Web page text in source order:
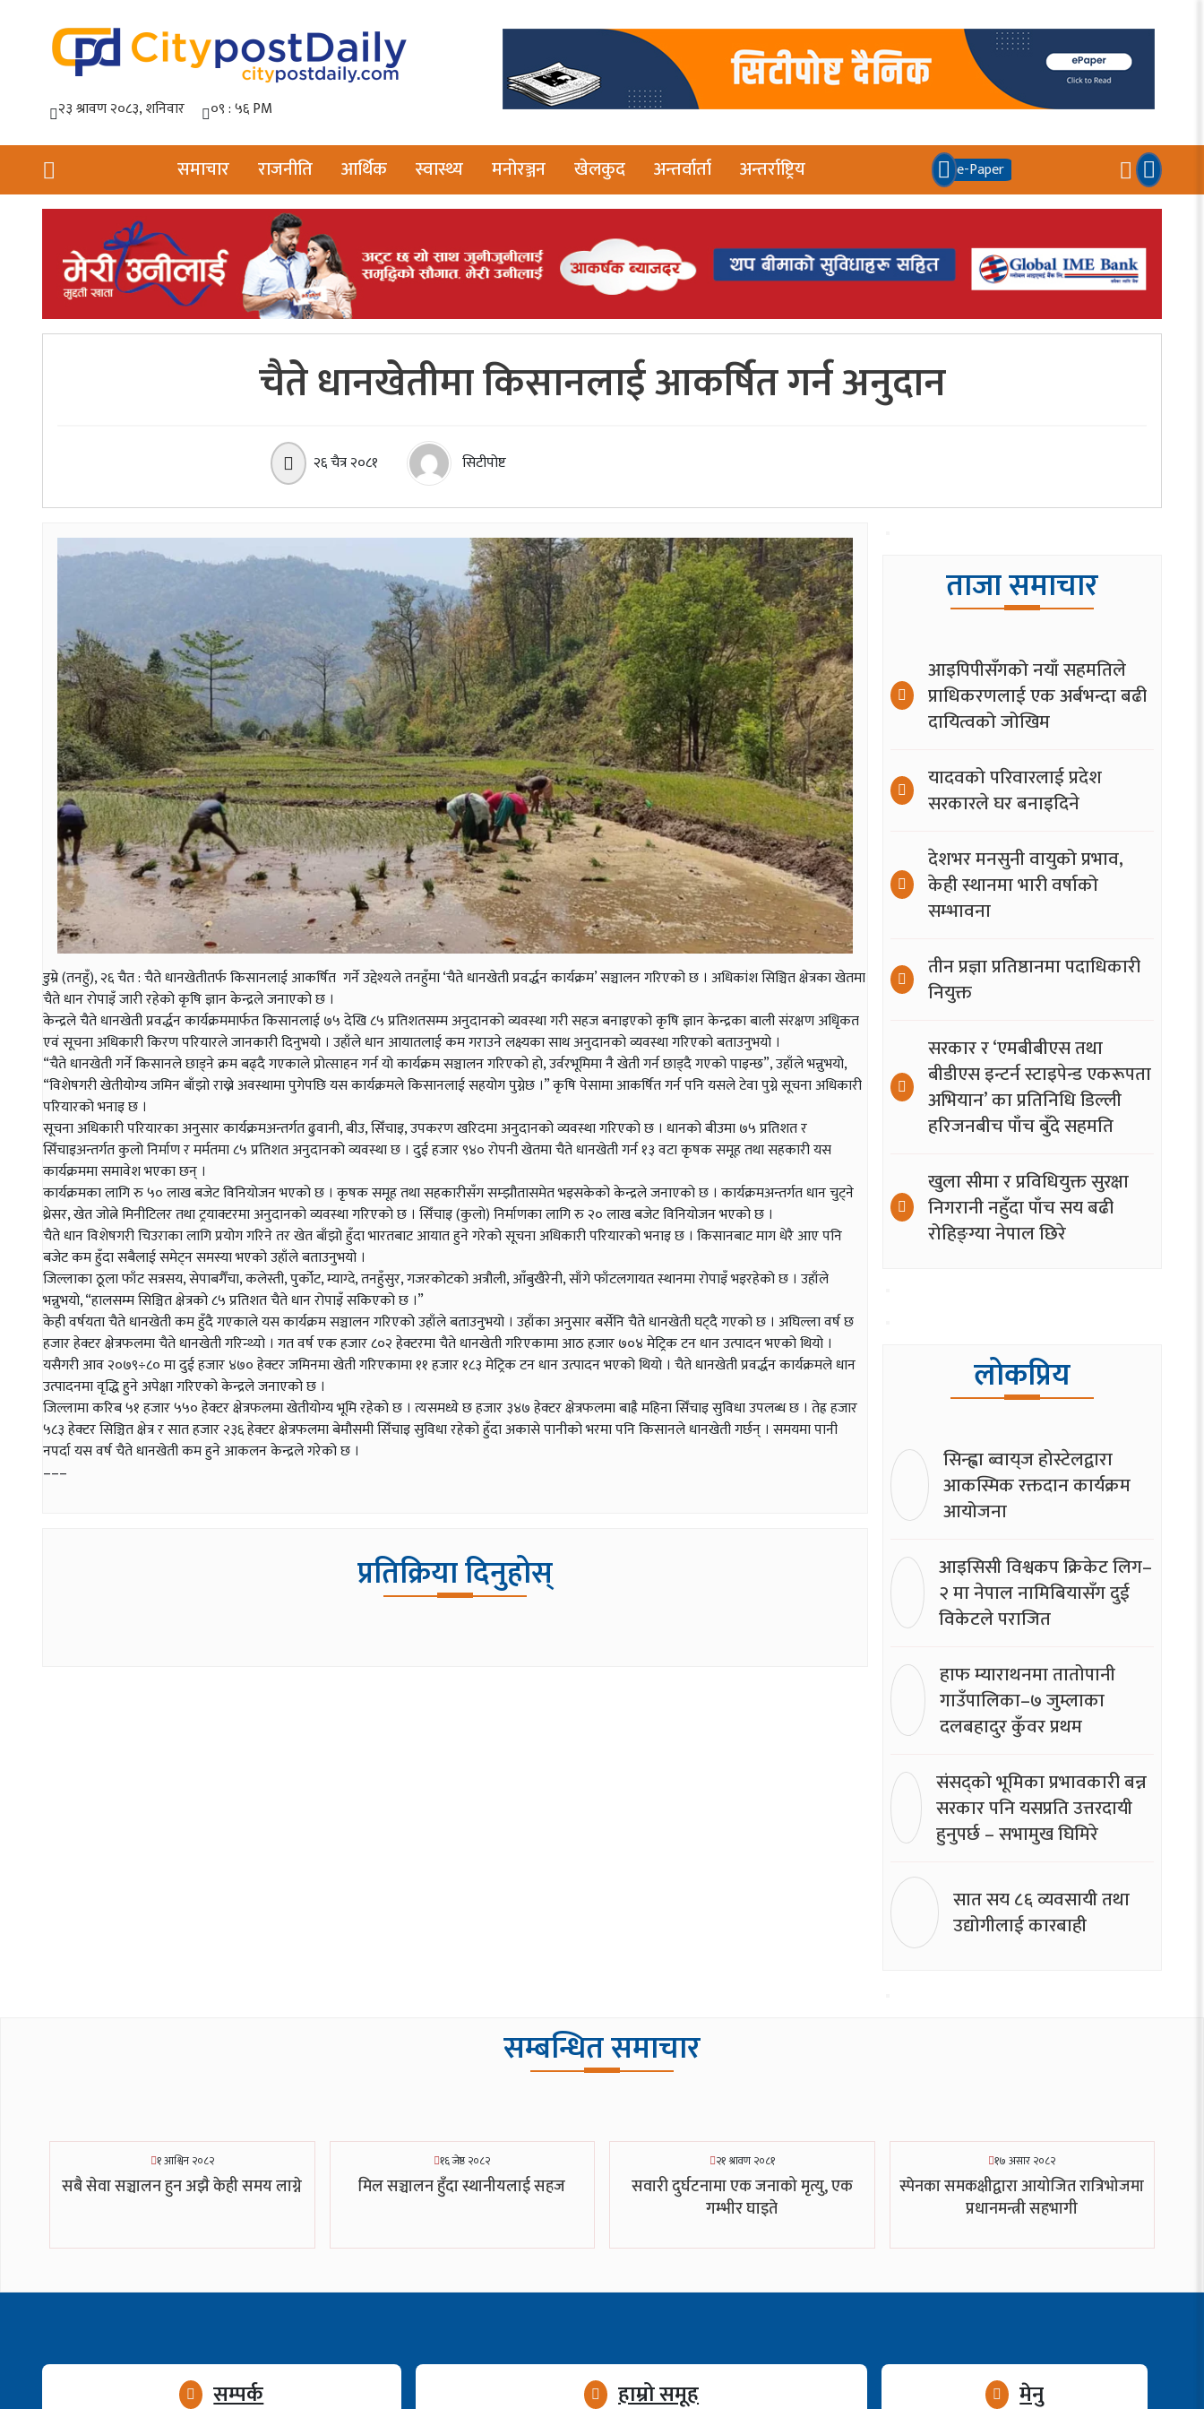
समाचार राजनीति आर्थिक स्वास्थ्य मनोरञ्जन खेलकुद अन्तर्वार्ता अन्तर्राष्ट्रिय e-Paper
चैते धानखेतीमा किसानलाई आकर्षित गर्न अनुदान
२६ चैत्र २०८१ सिटीपोष्ट
डुम्रे (तनहुँ), २६ चैत : चैते धानखेतीतर्फ किसानलाई आकर्षित गर्ने उद्देश्यले तनहुँमा ‘चैते धानखेती प्रवर्द्धन कार्यक्रम’ सञ्चालन गरिएको छ । अधिकांश सिञ्चित क्षेत्रका खेतमा
चैते धान रोपाइँ जारी रहेको कृषि ज्ञान केन्द्रले जनाएको छ ।
केन्द्रले चैते धानखेती प्रवर्द्धन कार्यक्रममार्फत किसानलाई ७५ देखि ८५ प्रतिशतसम्म अनुदानको व्यवस्था गरी सहज बनाइएको कृषि ज्ञान केन्द्रका बाली संरक्षण अधिृकत
एवं सूचना अधिकारी किरण परियारले जानकारी दिनुभयो । उहाँले धान आयातलाई कम गराउने लक्ष्यका साथ अनुदानको व्यवस्था गरिएको बताउनुभयो ।
“चैते धानखेती गर्ने किसानले छाड्ने क्रम बढ्दै गएकाले प्रोत्साहन गर्न यो कार्यक्रम सञ्चालन गरिएको हो, उर्वरभूमिमा नै खेती गर्न छाड्दै गएको पाइन्छ”, उहाँले भन्नुभयो,
“विशेषगरी खेतीयोग्य जमिन बाँझो राख्ने अवस्थामा पुगेपछि यस कार्यक्रमले किसानलाई सहयोग पुग्नेछ ।” कृषि पेसामा आकर्षित गर्न पनि यसले टेवा पुग्ने सूचना अधिकारी
परियारको भनाइ छ ।
सूचना अधिकारी परियारका अनुसार कार्यक्रमअन्तर्गत ढुवानी, बीउ, सिँचाइ, उपकरण खरिदमा अनुदानको व्यवस्था गरिएको छ । धानको बीउमा ७५ प्रतिशत र
सिँचाइअन्तर्गत कुलो निर्माण र मर्मतमा ८५ प्रतिशत अनुदानको व्यवस्था छ । दुई हजार ९४० रोपनी खेतमा चैते धानखेती गर्न १३ वटा कृषक समूह तथा सहकारी यस
कार्यक्रममा समावेश भएका छन् ।
कार्यक्रमका लागि रु ५० लाख बजेट विनियोजन भएको छ । कृषक समूह तथा सहकारीसँग सम्झौतासमेत भइसकेको केन्द्रले जनाएको छ । कार्यक्रमअन्तर्गत धान चुट्ने
थ्रेसर, खेत जोत्ने मिनीटिलर तथा ट्रयाक्टरमा अनुदानको व्यवस्था गरिएको छ । सिँचाइ (कुलो) निर्माणका लागि रु २० लाख बजेट विनियोजन भएको छ ।
चैते धान विशेषगरी चिउराका लागि प्रयोग गरिने तर खेत बाँझो हुँदा भारतबाट आयात हुने गरेको सूचना अधिकारी परियारको भनाइ छ । किसानबाट माग धेरै आए पनि
बजेट कम हुँदा सबैलाई समेट्न समस्या भएको उहाँले बताउनुभयो ।
जिल्लाका ठूला फाँट सत्रसय, सेपाबगैँचा, कलेस्ती, पुर्कोट, म्याग्दे, तनहुँसुर, गजरकोटको अत्रौली, आँबुखैरेनी, साँगे फाँटलगायत स्थानमा रोपाइँ भइरहेको छ । उहाँले
भन्नुभयो, “हालसम्म सिञ्चित क्षेत्रको ८५ प्रतिशत चैते धान रोपाइँ सकिएको छ ।”
केही वर्षयता चैते धानखेती कम हुँदै गएकाले यस कार्यक्रम सञ्चालन गरिएको उहाँले बताउनुभयो । उहाँका अनुसार बर्सेनि चैते धानखेती घट्दै गएको छ । अघिल्ला वर्ष छ
हजार हेक्टर क्षेत्रफलमा चैते धानखेती गरिन्थ्यो । गत वर्ष एक हजार ८०२ हेक्टरमा चैते धानखेती गरिएकामा आठ हजार ७०४ मेट्रिक टन धान उत्पादन भएको थियो ।
यसैगरी आव २०७९÷८० मा दुई हजार ४७० हेक्टर जमिनमा खेती गरिएकामा ११ हजार १८३ मेट्रिक टन धान उत्पादन भएको थियो । चैते धानखेती प्रवर्द्धन कार्यक्रमले धान
उत्पादनमा वृद्धि हुने अपेक्षा गरिएको केन्द्रले जनाएको छ ।
जिल्लामा करिब ५१ हजार ५५० हेक्टर क्षेत्रफलमा खेतीयोग्य भूमि रहेको छ । त्यसमध्ये छ हजार ३४७ हेक्टर क्षेत्रफलमा बाह्रै महिना सिँचाइ सुविधा उपलब्ध छ । तेह्र हजार
५८३ हेक्टर सिञ्चित क्षेत्र र सात हजार २३६ हेक्टर क्षेत्रफलमा बेमौसमी सिँचाइ सुविधा रहेको हुँदा अकासे पानीको भरमा पनि किसानले धानखेती गर्छन् । समयमा पानी
नपर्दा यस वर्ष चैते धानखेती कम हुने आकलन केन्द्रले गरेको छ ।
–––
प्रतिक्रिया दिनुहोस्
ताजा समाचार
आइपिपीसँगको नयाँ सहमतिले
प्राधिकरणलाई एक अर्बभन्दा बढी
दायित्वको जोखिम
यादवको परिवारलाई प्रदेश
सरकारले घर बनाइदिने
देशभर मनसुनी वायुको प्रभाव,
केही स्थानमा भारी वर्षाको
सम्भावना
तीन प्रज्ञा प्रतिष्ठानमा पदाधिकारी
नियुक्त
सरकार र ‘एमबीबीएस तथा
बीडीएस इन्टर्न स्टाइपेन्ड एकरूपता
अभियान’ का प्रतिनिधि डिल्ली
हरिजनबीच पाँच बुँदे सहमति
खुला सीमा र प्रविधियुक्त सुरक्षा
निगरानी नहुँदा पाँच सय बढी
रोहिङ्ग्या नेपाल छिरे
लोकप्रिय
सिन्ह्वा ब्वाय्‌ज होस्टेलद्वारा
आकस्मिक रक्तदान कार्यक्रम
आयोजना
आइसिसी विश्वकप क्रिकेट लिग–
२ मा नेपाल नामिबियासँग दुई
विकेटले पराजित
हाफ म्याराथनमा तातोपानी
गाउँपालिका–७ जुम्लाका
दलबहादुर कुँवर प्रथम
संसद्को भूमिका प्रभावकारी बन्न
सरकार पनि यसप्रति उत्तरदायी
हुनुपर्छ – सभामुख घिमिरे
सात सय ८६ व्यवसायी तथा
उद्योगीलाई कारबाही
सम्बन्धित समाचार
१ आश्विन २०८२
सबै सेवा सञ्चालन हुन अझै केही समय लाग्ने
१६ जेष्ठ २०८२
मिल सञ्चालन हुँदा स्थानीयलाई सहज
२१ श्रावण २०८१
सवारी दुर्घटनामा एक जनाको मृत्यु, एक
गम्भीर घाइते
१७ असार २०८२
स्पेनका समकक्षीद्वारा आयोजित रात्रिभोजमा
प्रधानमन्त्री सहभागी
सम्पर्क हाम्रो समूह मेनु